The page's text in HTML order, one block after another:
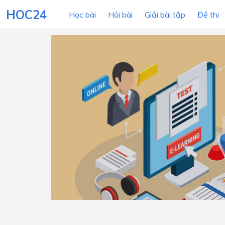
HOC24 Học bài Hỏi bài Giải bài tập Đề thi
LỚP HỌC
Lớp 12
Lớp 8
Lớp 7